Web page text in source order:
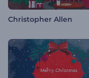
Christopher Allen